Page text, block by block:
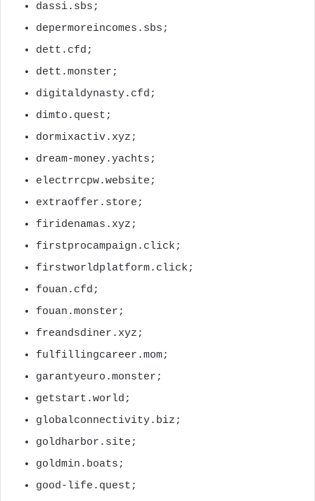
dassi.sbs;
depermoreincomes.sbs;
dett.cfd;
dett.monster;
digitaldynasty.cfd;
dimto.quest;
dormixactiv.xyz;
dream-money.yachts;
electrrcpw.website;
extraoffer.store;
firidenamas.xyz;
firstprocampaign.click;
firstworldplatform.click;
fouan.cfd;
fouan.monster;
freandsdiner.xyz;
fulfillingcareer.mom;
garantyeuro.monster;
getstart.world;
globalconnectivity.biz;
goldharbor.site;
goldmin.boats;
good-life.quest;